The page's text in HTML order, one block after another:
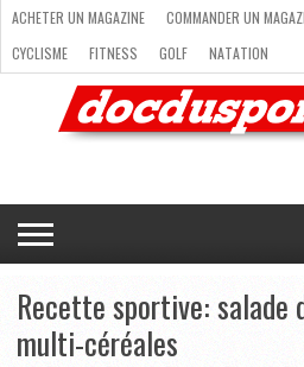
ACHETER
MAGAZINE
COMMANDER
UN
MAGAZINE
CYCLISME
FITNESS
GOLF
NATATION
RANDONNÉE
RUNNING
SKI
TRAIL
RUNNING
TRIATHLON
VOILE
NEWSLETTER
MAG’
EN
LIGNE
NOUS
CONTACTER
ACHETER UN MAGAZINE
COMMANDER UN
CYCLISME
FITNESS GOLF
NATATION
RANDONNÉE
RUNNING SKI
TRAIL
TRIATHLON
VOILE NEWSLETTER
MAG’ EN
Recette sportive:
multi-céréales